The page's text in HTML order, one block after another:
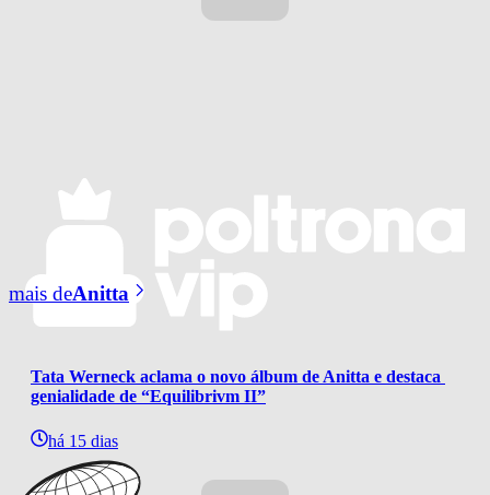
mais deAnitta
Tata Werneck aclama o novo álbum de Anitta e destaca
genialidade de “Equilibrivm II”
há 15 dias